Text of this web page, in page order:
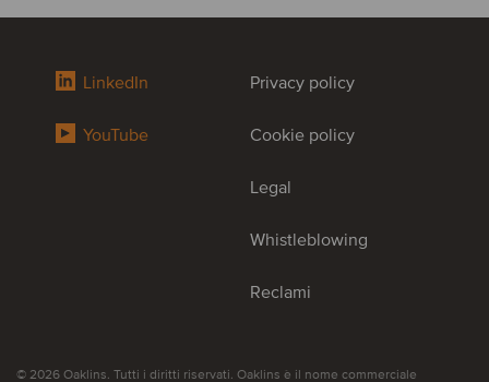
LinkedIn
YouTube
Privacy policy
Cookie policy
Legal
Whistleblowing
Reclami
© 2026 Oaklins. Tutti i diritti riservati. Oaklins è il nome commerciale